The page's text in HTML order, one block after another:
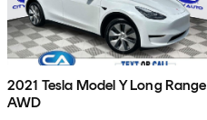
2021 Tesla Model Y Long Range
AWD